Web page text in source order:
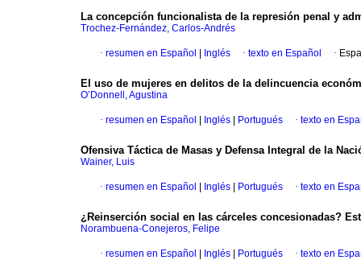
La concepción funcionalista de la represión penal y
Trochez-Fernández, Carlos-Andrés
· resumen en Español Inglés · texto en Español ·
El uso de mujeres en delitos de la delincuencia
O’Donnell, Agustina
· resumen en Español Inglés Portugués · texto en
Ofensiva Táctica de Masas y Defensa Integral de la
Wainer, Luis
· resumen en Español Inglés Portugués · texto en
¿Reinserción social en las cárceles concesionadas?
Norambuena-Conejeros, Felipe
· resumen en Español Inglés Portugués · texto en